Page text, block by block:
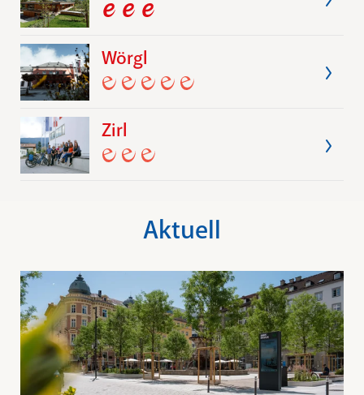
Wörgl
Zirl
Aktuell